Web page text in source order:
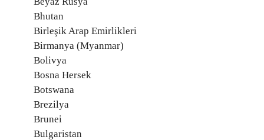
Bhutan
Birleşik Arap Emirlikleri
Birmanya (Myanmar)
Bolivya
Bosna Hersek
Botswana
Brezilya
Brunei
Bulgaristan